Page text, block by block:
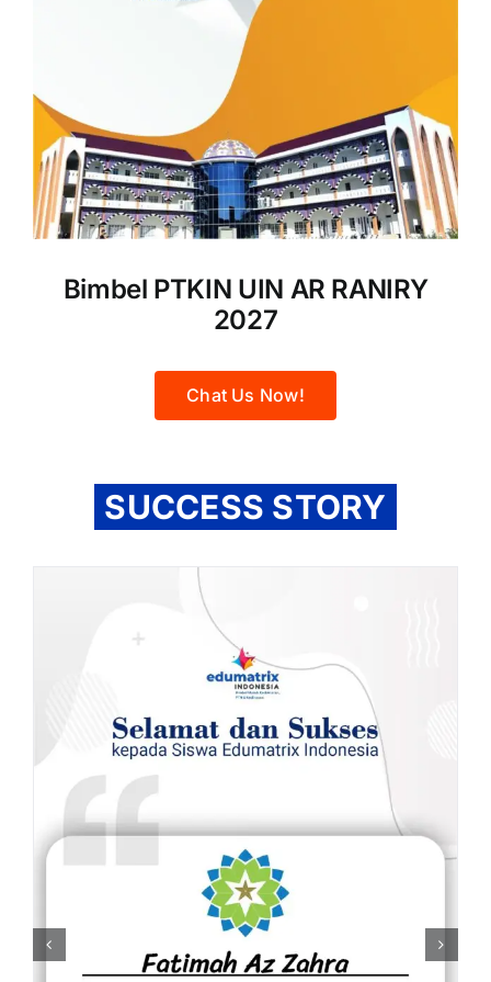
Bimbel PTKIN UIN AR RANIRY
2027
Chat Us Now!
SUCCESS STORY